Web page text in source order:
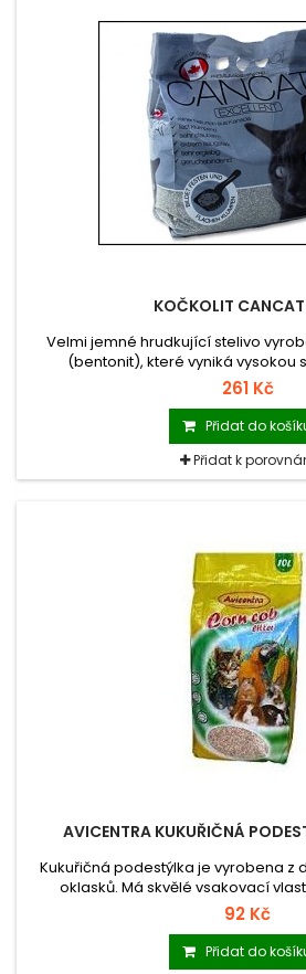
KOČKOLIT
Velmi jemné hrudkující stelivo
(bentonit), které vyniká vysokou
pohlcováním
261 Kč
Přidat do
Přidat k
AVICENTRA KUKUŘIČNÁ
Kukuřičná podestýlka je vyrobena z
oklasků. Má skvělé vsakovací
neohrožuje životní
92 Kč
Přidat do